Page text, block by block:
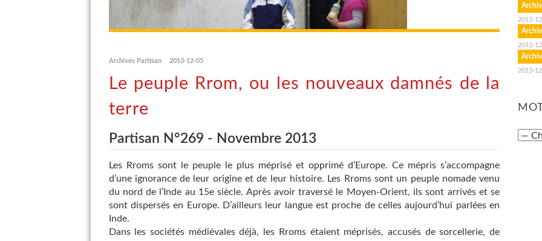
Archives Partisan 2013-12-05
Le peuple Rrom, ou les nouveaux damnés de la
terre
Partisan N°269 - Novembre 2013
Les Rroms sont le peuple le plus méprisé et opprimé d’Europe. Ce mépris s’accompagne
d’une ignorance de leur origine et de leur histoire. Les Rroms sont un peuple nomade venu
du nord de l’Inde au 15e siècle. Après avoir traversé le Moyen-Orient, ils sont arrivés et se
sont dispersés en Europe. D’ailleurs leur langue est proche de celles aujourd’hui parlées en
Inde.
Dans les sociétés médiévales déjà, les Rroms étaient méprisés, accusés de sorcellerie, de
2013-
2013-
2013-